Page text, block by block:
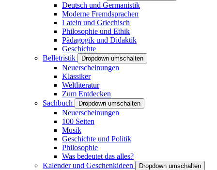
Deutsch und Germanistik
Moderne Fremdsprachen
Latein und Griechisch
Philosophie und Ethik
Pädagogik und Didaktik
Geschichte
Belletristik
Dropdown umschalten
Neuerscheinungen
Klassiker
Weltliteratur
Zum Entdecken
Sachbuch
Dropdown umschalten
Neuerscheinungen
100 Seiten
Musik
Geschichte und Politik
Philosophie
Was bedeutet das alles?
Kalender und Geschenkideen
Dropdown umschalten